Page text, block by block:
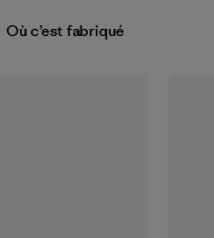
Où c’est fabriqué